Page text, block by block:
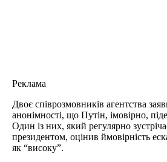
Реклама
Двоє співрозмовників агентства
анонімності, що Путін, імовірно,
Один із них, який регулярно
президентом, оцінив ймовірність
як “високу”.